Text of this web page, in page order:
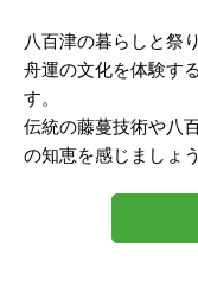
八百津の暮らしと祭
舟運の文化を体験す
す。
伝統の藤蔓技術や八
の知恵を感じましょう